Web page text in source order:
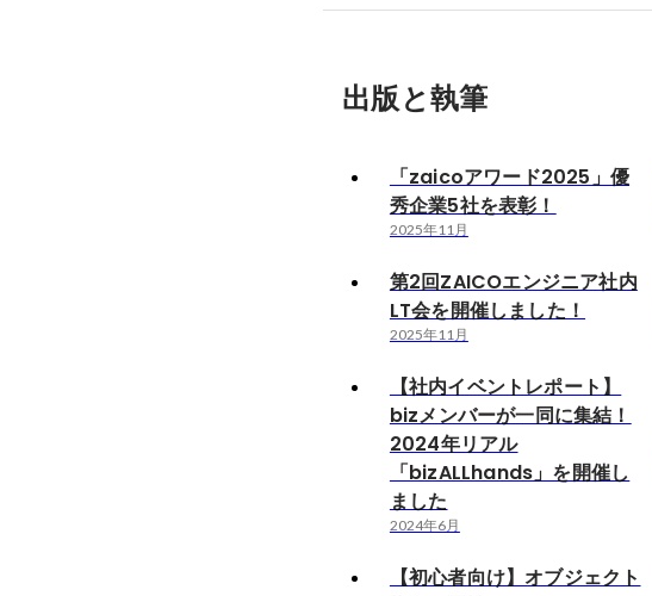
出版と執筆
「zaicoアワード2025」優
秀企業5社を表彰！
2025年11月
第2回ZAICOエンジニア社内
LT会を開催しました！
2025年11月
【社内イベントレポート】
bizメンバーが一同に集結！
2024年リアル
「bizALLhands」を開催し
ました
2024年6月
【初心者向け】オブジェクト